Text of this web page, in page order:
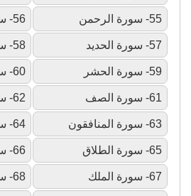
55- سورة الرحمن 56- سورة الواقعة
57- سورة الحديد 58- سورة المجادلة
59- سورة الحشر 60- سورة الممتحنة
61- سورة الصف 62- سورة الجمعة
63- سورة المنافقون 64- سورة التغابن
65- سورة الطلاق 66- سورة التحريم
67- سورة الملك 68- سورة القلم